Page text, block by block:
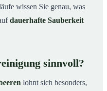
wissen Sie genau, was
dauerhafte Sauberkeit
sinnvoll?
lohnt sich besonders,